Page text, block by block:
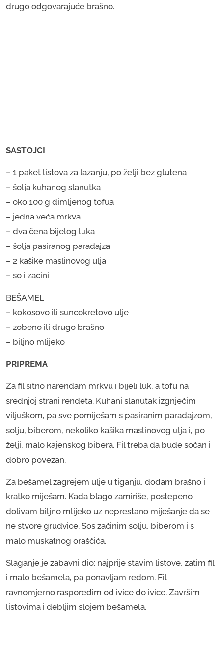
drugo odgovarajuće brašno.
SASTOJCI
– 1 paket listova za lazanju, po želji bez glutena
– šolja kuhanog slanutka
– oko 100 g dimljenog tofua
– jedna veća mrkva
– dva čena bijelog luka
– šolja pasiranog paradajza
– 2 kašike maslinovog ulja
– so i začini
BEŠAMEL
– kokosovo ili suncokretovo ulje
– zobeno ili drugo brašno
– biljno mlijeko
PRIPREMA
Za fil sitno narendam mrkvu i bijeli luk, a tofu na
srednjoj strani rendeta. Kuhani slanutak izgnječim
viljuškom, pa sve pomiješam s pasiranim paradajzom,
solju, biberom, nekoliko kašika maslinovog ulja i, po
želji, malo kajenskog bibera. Fil treba da bude sočan i
dobro povezan.
Za bešamel zagrejem ulje u tiganju, dodam brašno i
kratko miješam. Kada blago zamiriše, postepeno
dolivam biljno mlijeko uz neprestano miješanje da se
ne stvore grudvice. Sos začinim solju, biberom i s
malo muskatnog oraščića.
Slaganje je zabavni dio: najprije stavim listove, zatim fil
i malo bešamela, pa ponavljam redom. Fil
ravnomjerno rasporedim od ivice do ivice. Završim
listovima i debljim slojem bešamela.